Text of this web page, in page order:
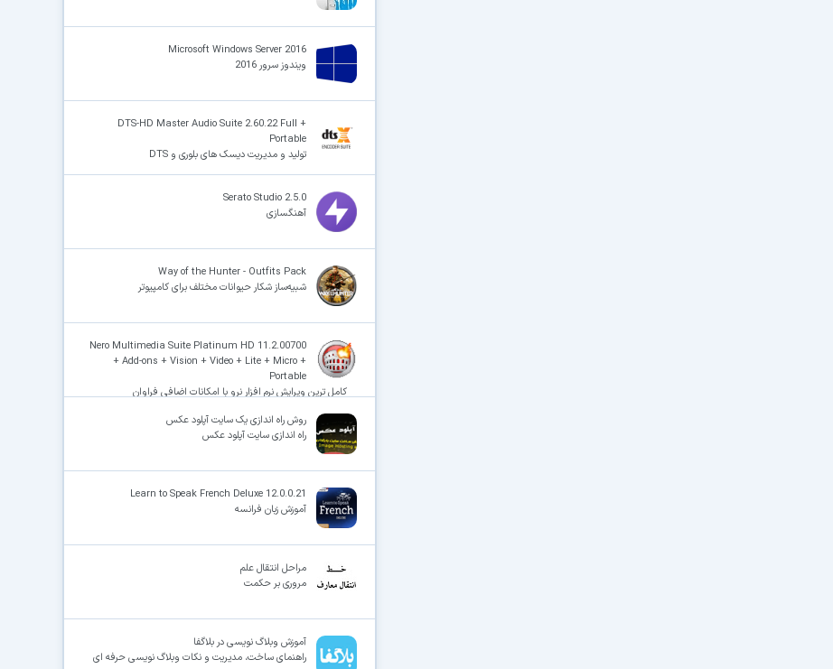
Microsoft Windows Server 2016
ویندوز سرور 2016
DTS-HD Master Audio Suite 2.60.22 Full +
Portable
تولید و مدیریت دیسک های بلوری و DTS
Serato Studio 2.5.0
آهنگسازی
Way of the Hunter - Outfits Pack
شبیه‌ساز شکار حیوانات مختلف برای کامپیوتر
Nero Multimedia Suite Platinum HD 11.2.00700
+ Add-ons + Vision + Video + Lite + Micro +
Portable
کامل ترین ویرایش نرم افزار نرو با امکانات اضافی فراوان
روش راه اندازی یک سایت آپلود عکس
راه اندازی سایت آپلود عکس
Learn to Speak French Deluxe 12.0.0.21
آموزش زبان فرانسه
مراحل انتقال علم
مروری بر حکمت
آموزش وبلاگ نویسی در بلاگفا
راهنمای ساخت، مدیریت و نکات وبلاگ نویسی حرفه ای